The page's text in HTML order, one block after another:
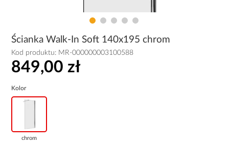
Ścianka Walk-In Soft 140x195 chrom
Kod produktu: MR-000000003100588
849,00 zł
Kolor
chrom